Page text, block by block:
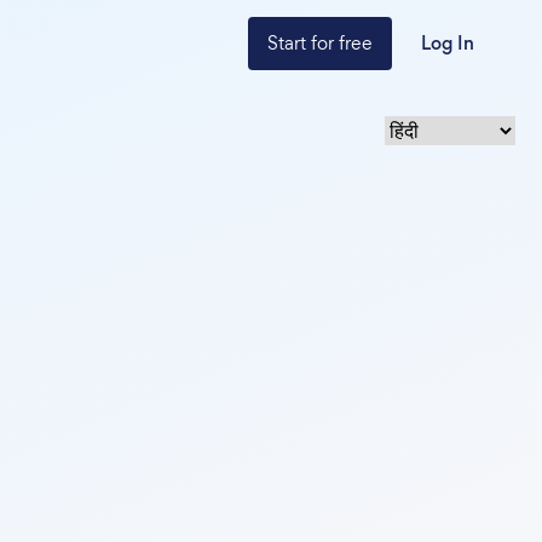
Start for free Log In